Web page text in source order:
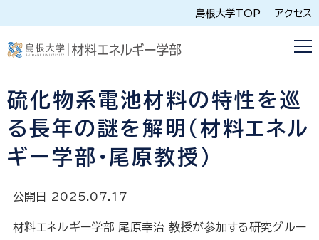
島根大学TOP アクセス
硫化物系電池材料の特性を巡
る長年の謎を解明（材料エネル
ギー学部・尾原教授）
公開日 2025.07.17
材料エネルギー学部 尾原幸治 教授が参加する研究グルー